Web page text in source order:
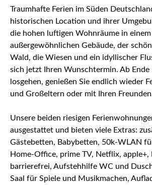
Traumhafte Ferien im Süden
historischen Location und ihrer
die hohen luftigen Wohnräume in einem
außergewöhnlichen Gebäude, der
Wald, die Wiesen und ein idyllischer
sich jetzt Ihren Wunschtermin. Ab
losgehen, genießen Sie endlich wieder
und Großeltern oder mit Ihren
Unsere beiden riesigen
ausgestattet und bieten viele Extras:
Gästebetten, Babybetten, 50k-WLAN
Home-Office, prime TV, Netflix, apple+,
barrierefrei, Aufstehhilfe WC und
Saal für Spiele und Musikmachen,